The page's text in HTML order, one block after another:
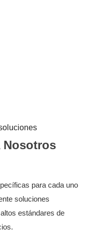
Nosotros
para cada uno
soluciones
estándares de